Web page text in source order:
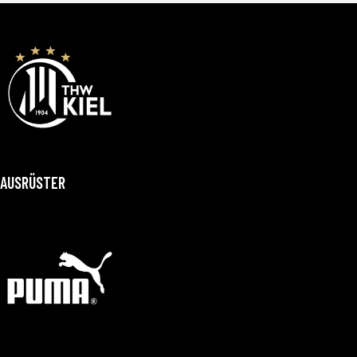
AUSRÜSTER